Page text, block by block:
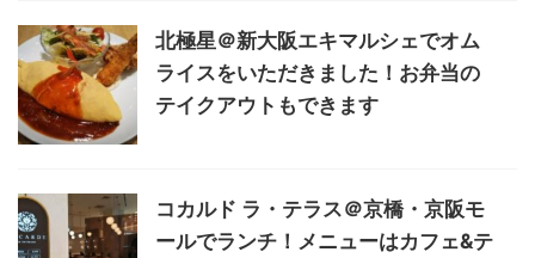
北極星＠新大阪エキマルシェでオム
ライスをいただきました！お弁当の
テイクアウトもできます
コカルド ラ・テラス＠京橋・京阪モ
ールでランチ！メニューはカフェ&テ